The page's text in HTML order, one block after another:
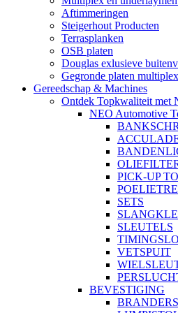
Aftimmeringen
Steigerhout Producten
Terrasplanken
OSB platen
Douglas exlusieve
Gegronde platen
Gereedschap & Machines
Ontdek Topkwaliteit met
NEO Automotive
PICK-UP
SETS
SLEUTELS
VETSPUIT
BEVESTIGING
BRANDERS